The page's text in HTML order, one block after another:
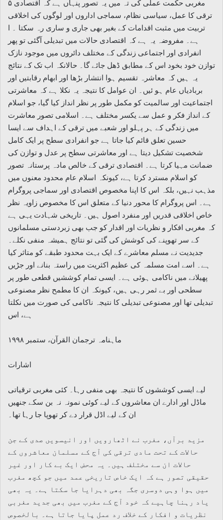
۵ مغربی حکمت عملی کی تہ میں یہ تصور پنہاں ہے کہ اقتصادی
ترقی کا عمل، سیاسی نظام، سماجی اداروں اور لوگوں کی اخلاقی
تربیت میں مثبت اقدامات کے بغیر بھی جاری و ساری رہ سکتا ۔ ا
ہے۔ مفروضہ یہ ہے کہ اقتصادی حالات میں تبدیلی آگئی تو پھر
انفرادی اور اجتماعی زندگی کے مختلف دائروں میں موجود نازک
توازن خود بخود اس کے مطابق ڈھل جائے گا۔ حالانکہ اب تک کے نتائج
یہ ہیں کہ معاشرہ تقسیم ہوا انتشار بڑھا اور ابهام رقابتیں اور
بربادیاں عام ہو ئیں۔ ان عوامل کا نتیجہ یہ نکلا ہے کہ معاشرتی
اجتماعیت اور سالمیت کو مکمل طور پر نظر انداز کیا گیا، جو اسلام
کے انداز فکر و عمل سے یکسر مختلف ہے۔ اسلامی تصور معاشرت
میں زندگی کے ہر پہلو اور شعبے میں ترقی کے اہداف سے ایسا
حسین تعلق قائم کیا جاتا ہے جو انفرادی سطح پر ایک کامل
شخصیت تشکیل دیتا ہے اور معاشرتی سطح پر عدل و توازن کی
ضمانت مہیا کرتا ہے۔ اقتصادی ترقی کے خالص مادہ پرستانہ تصور
کو اسلام مسترد کرتا ہے، کیونکہ اسلام عام محدود معنوں میں
مذہب نہیں، بلکہ اس کا اپنا مخصوص اقتصادی اور سماجی پروگرام
ہے۔ اس پروگرام کا محور دنیا کے متعلق اس کا مخصوص زاویہ نظر
خاص اخلاقی قدریں اور منفرد اصول ہیں۔ تاریخی شہادت یہی ہے
کہ مغربی افکار و نظریات اور اقدار کو جب بھی زبردستی مسلمانوں
کے سر تھوپنے کی کوشش کی گئی تو نتائج ہمیشہ منفی نکلے۔
جدیدیت نے مسلم معاشرے کے ایک بہت محدود طبقے کو متاثر کیا
ہے۔ اسے امت مسلمہ کی عظیم اکثریت میں راستہ بنانے اور جڑیں
پھیلانے میں ناکامی ہوئی ہے۔ ایسی تمام کوششیں قطعی طور پر
سطحی اور بے ثمر رہی ہیں، کیونکہ ان کا مطمح نظر مصنوعی
تبدیلی تھا اور مصنوعی تبدیلی کا نتیجہ ناکامی کی صورت میں نکلتا
ہے، اس
ماہنامہ ترجمان القرآن، ستمبر ۱۹۹۸
اشارات
لیے ایسی کوششوں کا نتیجہ بھی منفی رہا۔ کئی مغربی ترقیاتی
ماڈل اور ادارے ان معاشروں کے لیے کوئی نمونہ نہ بن سکے جنھیں
ان کے لیے اڈل قرار دے کر تھوپا جا رہا تھا۔
مزید برآں، مغرب نے اٹھارویں اور انیسویں صدی کے جن
حالات کے تحت مادی ترقی کی آج کے مسلمان معاشروں کے
حالات ان سے مختلف ہیں۔ یہ محض ایک بے کار اور غیر
حقیقی تصور ہے کہ ایک خاص تاریخی عمد میں جو کچھ مغرب
میں ہوا وہی دوسری جگہ بھی دہرایا جا سکتا ہے۔ یہ بھی
یاد رہنا چاہیے کہ خود آج کے مغرب میں بھی جدید مغربی
نظریات و افکار کے خلاف رد عمل پایا جاتا ہے۔ بالخصوص